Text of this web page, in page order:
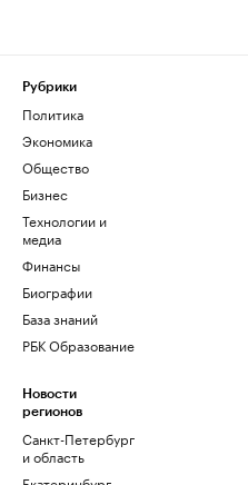
Рубрики
Политика
Экономика
Общество
Бизнес
Технологии и
медиа
Финансы
Биографии
База знаний
РБК Образование
Новости
регионов
Санкт-Петербург
и область